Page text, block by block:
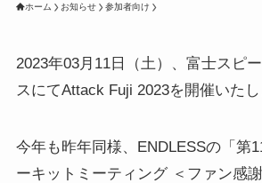
ホーム お知らせ 参加者向け
2023年03月11日（土）、富士スピ
スにてAttack Fuji 2023を開催いたし
今年も昨年同様、ENDLESSの「第
ーキットミーティング ＜ファン感